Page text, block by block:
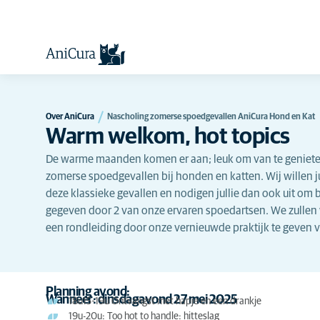
Over AniCura Nascholing zomerse spoedgevallen AniCura Hond en Kat
Warm welkom, hot topics
De warme maanden komen er aan; leuk om van te
zomerse spoedgevallen bij honden en katten. Wij willen
deze klassieke gevallen en nodigen jullie dan ook uit
gegeven door 2 van onze ervaren spoedartsen. We
een rondleiding door onze vernieuwde praktijk te geven
Wanneer: dinsdagavond 27 mei 2025
Planning avond:
18u15-19u Ontvangst met hapje en een drankje
19u-20u: Too hot to handle: hitteslag